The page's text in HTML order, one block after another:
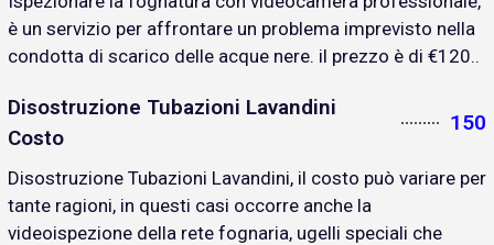
è un servizio per affrontare un problema imprevisto nella
condotta di scarico delle acque nere. il prezzo è di €120..
Disostruzione Tubazioni Lavandini
Costo
150
Disostruzione Tubazioni Lavandini, il costo può variare per
tante ragioni, in questi casi occorre anche la
videoispezione della rete fognaria, ugelli speciali che